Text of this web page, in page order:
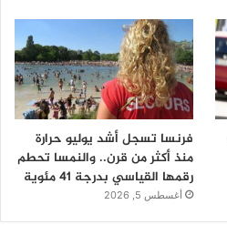
فرنسا تسجل أشد يوليو حرارة
منذ أكثر من قرن.. والنمسا تحطم
رقمها القياسي بدرجة 41 مئوية
أغسطس 5, 2026